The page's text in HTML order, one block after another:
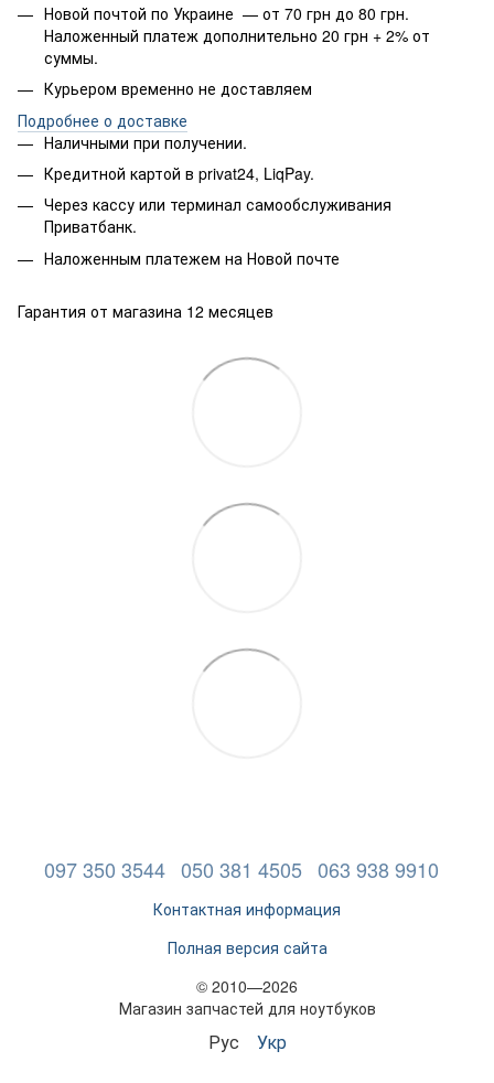
Новой почтой по Украине — от 70 грн до 80 грн.
Наложенный платеж дополнительно 20 грн + 2% от
суммы.
Курьером временно не доставляем
Подробнее о доставке
Наличными при получении.
Кредитной картой в privat24, LiqPay.
Через кассу или терминал самообслуживания
Приватбанк.
Наложенным платежем на Новой почте
Гарантия от магазина 12 месяцев
097 350 3544 050 381 4505 063 938 9910
Контактная информация
Полная версия сайта
© 2010—2026
Магазин запчастей для ноутбуков
Рус Укр